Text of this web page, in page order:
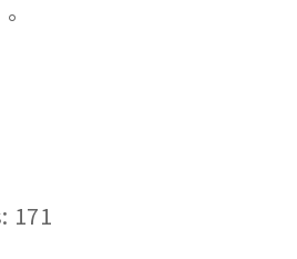
171